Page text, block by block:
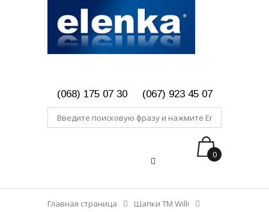
(068) 175 07 30 (067) 923 45 07
0
Главная страница
Шапки ТМ Willi